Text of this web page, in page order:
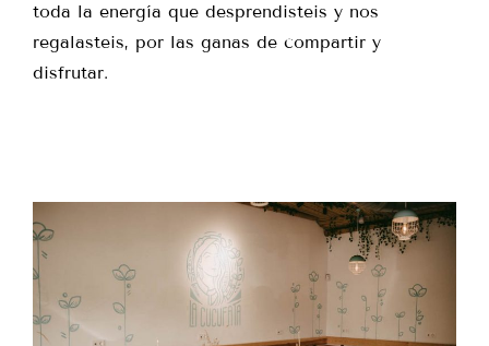
toda la energía que desprendisteis y nos
regalasteis, por las ganas de compartir y
disfrutar.